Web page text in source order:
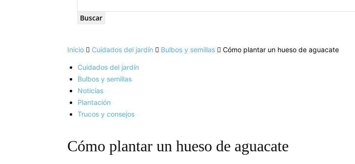
Inicio Cuidados del jardín Bulbos y semillas Cómo plantar un hueso de aguacate
Cuidados del jardín
Bulbos y semillas
Noticias
Plantación
Trucos y consejos
Cómo plantar un hueso de aguacate